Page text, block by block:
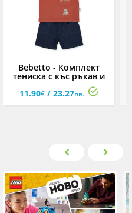
Bebetto - Комплект
тениска с къс ръкав и
бермуди Hello K5299,
момче, 3-24 м.
11.90€/ 23.27лв.